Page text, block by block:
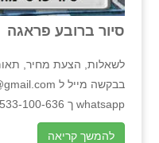
סיור ברובע פראגה
לשאלות, הצעת מחיר,
whatsapp ך 533-100-636 -(48) ...
להמשך קריאה